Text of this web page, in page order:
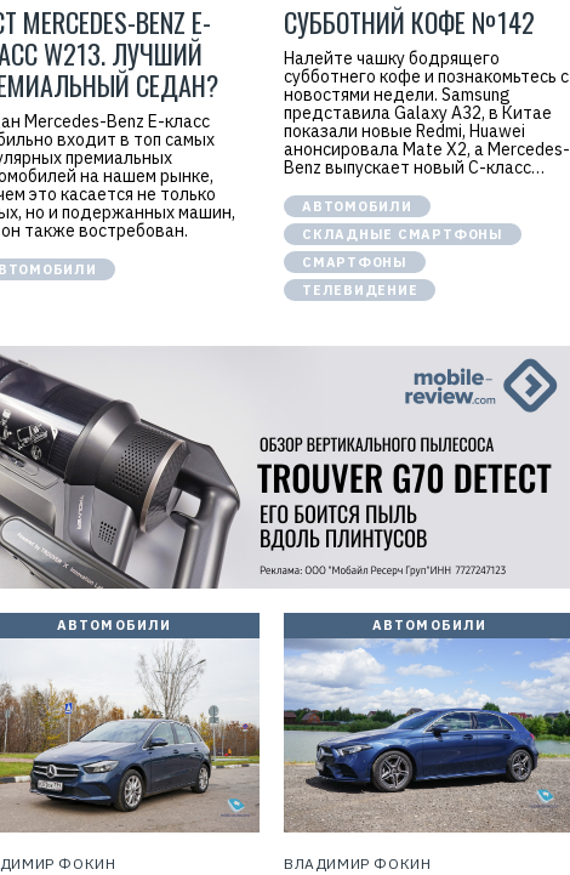
MERCEDES-BENZ E-
W213. ЛУЧШИЙ
СЕДАН?
Mercedes-Benz E-класс
входит в топ самых
премиальных
на нашем рынке,
это касается не только
но и подержанных машин,
также востребован.
СУББОТНИЙ КОФЕ №142
Налейте чашку бодрящего
субботнего кофе и познакомьтесь с
новостями недели. Samsung
представила Galaxy A32, в Китае
показали новые Redmi, Huawei
анонсировала Mate X2, а Mercedes-
Benz выпускает новый C-класс…
АВТОМОБИЛИ
СКЛАДНЫЕ СМАРТФОНЫ
СМАРТФОНЫ
ТЕЛЕВИДЕНИЕ
АВТОМОБИЛИ
ФОКИН
АВТОМОБИЛИ
ВЛАДИМИР ФОКИН